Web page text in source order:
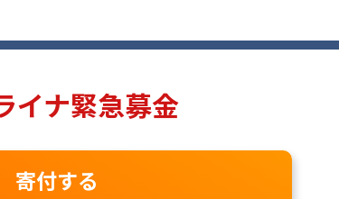
イナ緊急募金
寄付する